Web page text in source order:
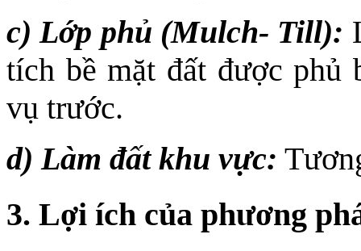
c) Lớp phủ (Mulch- Till):
tích bề mặt đất được phủ
vụ trước.
d) Làm đất khu vực:
3. Lợi ích của phương